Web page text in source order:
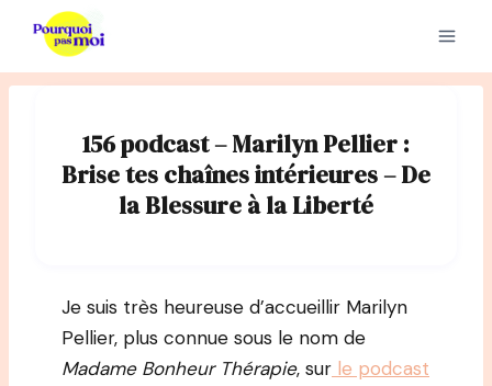
contenu
156 podcast – Marilyn Pellier :
Brise tes chaînes intérieures – De
la Blessure à la Liberté
Je suis très heureuse d’accueillir Marilyn
Pellier, plus connue sous le nom de
Madame Bonheur Thérapie, sur le podcast